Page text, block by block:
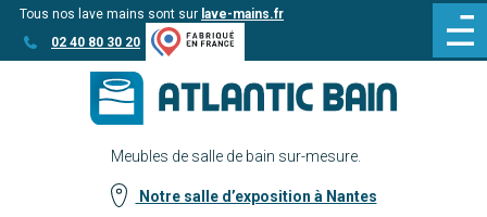
Aller
au
Aller au
contenu
Tous nos lave mains sont sur lave-mains.fr
02 40 80 30 20
Meubles de salle de bain sur-mesure.
Notre salle d’exposition à Nantes